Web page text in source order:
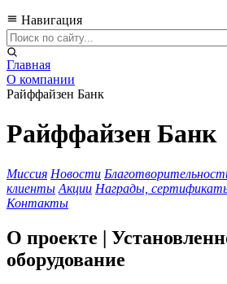
Навигация
Главная
О компании
Райффайзен Банк
Райффайзен Банк
Миссия Новости
клиенты Акции Награды,
Контакты
О проекте |
оборудование